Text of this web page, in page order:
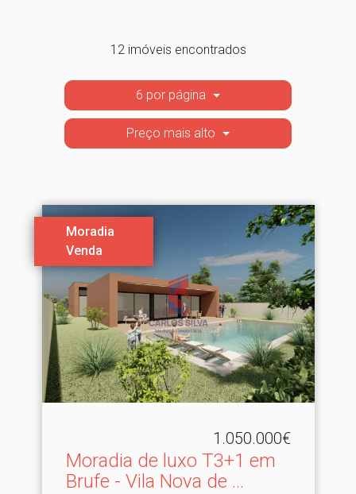
12 imóveis encontrados
6 por página
Preço mais alto
Moradia
Venda
1.050.000€
Moradia de luxo T3+1 em
Brufe - Vila Nova de .​..